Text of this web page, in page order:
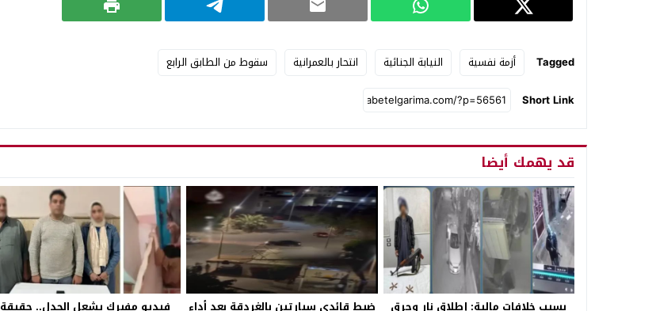
Tagged أزمة نفسية النيابة الجنائية انتحار بالعمرانية
سقوط من الطابق الرابع
Short Link
قد يهمك أيضا
بسبب خلافات مالية: إطلاق نار وحرق
ضبط قائدي سيارتين بالغردقة بعد أداء
فيديو مفبرك يشعل الجدل.. حقيقة